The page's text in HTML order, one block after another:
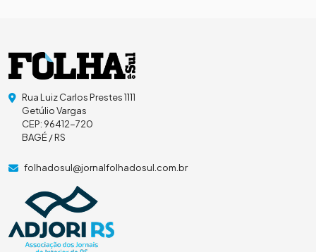
Rua Luiz Carlos Prestes 1111
Getúlio Vargas
CEP: 96412-720
BAGÉ / RS
folhadosul@jornalfolhadosul.com.br